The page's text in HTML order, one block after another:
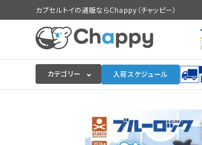
カプセルトイの通販ならChappy（チャッピー）
カテゴリー 入荷スケジュール
入荷スケジュールをチェック